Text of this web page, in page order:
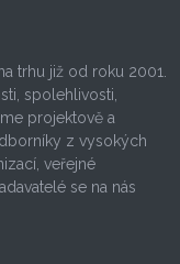
trhu již od roku 2001.
spolehlivosti,
projektově a
z vysokých
veřejné
se na nás